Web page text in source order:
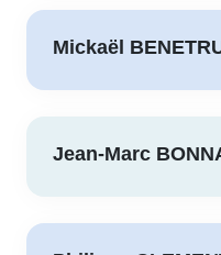
Mickaël
Jean-Marc